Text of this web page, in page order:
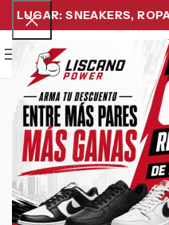
SNEAKERS, ROPA
Menu